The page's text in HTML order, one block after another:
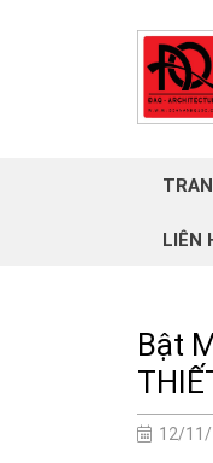
LIÊN
Bật
12/